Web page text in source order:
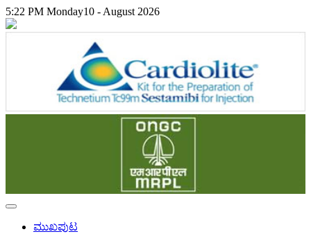
5:22 PM Monday10 - August 2026
ಮುಖಪುಟ